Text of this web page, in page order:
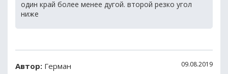
один край более менее дугой. второй резко угол
ниже
Автор: Герман 09.08.2019